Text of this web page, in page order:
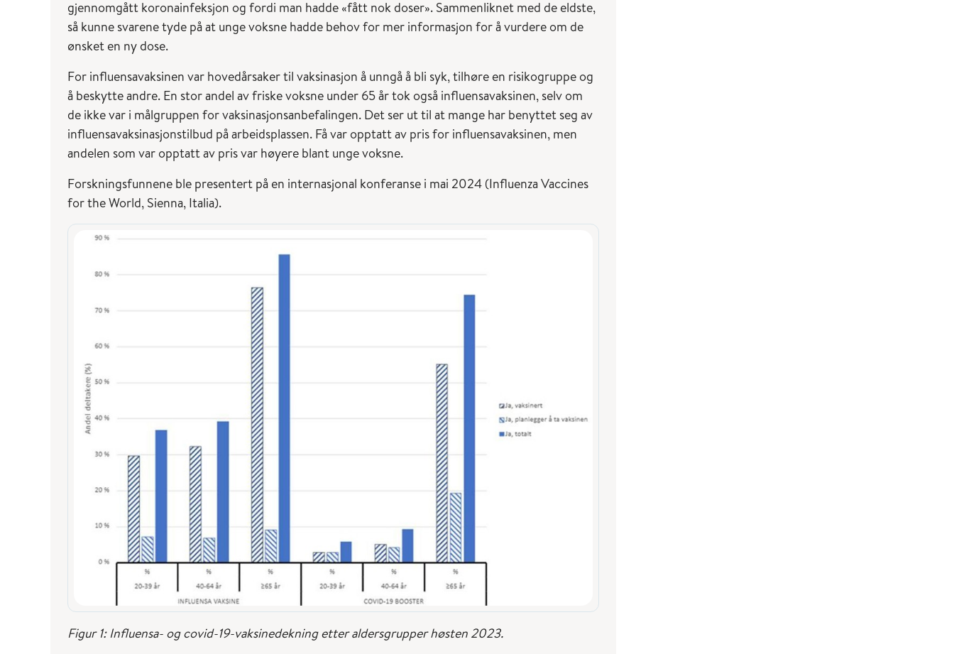
gjennomgått koronainfeksjon og fordi man hadde «fått nok doser». Sammenliknet med de eldste,
så kunne svarene tyde på at unge voksne hadde behov for mer informasjon for å vurdere om de
ønsket en ny dose.
For influensavaksinen var hovedårsaker til vaksinasjon å unngå å bli syk, tilhøre en risikogruppe og
å beskytte andre. En stor andel av friske voksne under 65 år tok også influensavaksinen, selv om
de ikke var i målgruppen for vaksinasjonsanbefalingen. Det ser ut til at mange har benyttet seg av
influensavaksinasjonstilbud på arbeidsplassen. Få var opptatt av pris for influensavaksinen, men
andelen som var opptatt av pris var høyere blant unge voksne.
Forskningsfunnene ble presentert på en internasjonal konferanse i mai 2024 (Influenza Vaccines
for the World, Sienna, Italia).
Figur 1: Influensa- og covid-19-vaksinedekning etter aldersgrupper høsten 2023.